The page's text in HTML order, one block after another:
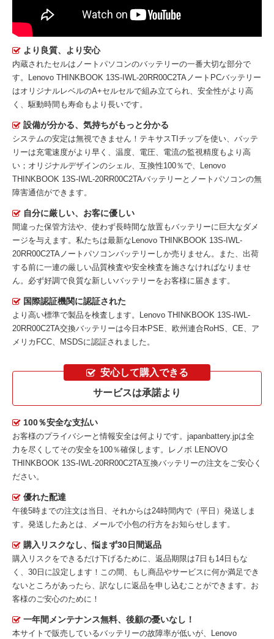
より良質、より安心
内蔵されたセルはノートパソコンのバッテリーの一番大切な部分で
す。
Lenovo THINKBOOK 13S-IWL-20RR00C2TAノートPCバッテリー
はオリジナルレベルのA+セルセルで組み立てられ、安全性がより高
く、駆動時間も寿命もより長いです。
設備が分かる、気持ちがもっと分かる
システムの安定は無視できません！テキサスTIチップを使い、バッテ
リーは充電速度がより早く、温度、電圧、電流の監視精度もより高
い；オリジナルデザインのシェル、互換性100％で、Lenovo
THINKBOOK 13S-IWL-20RR00C2TAバッテリーとノートパソコンの無
障害通信ができます。
自分に厳しい、お客に優しい
間違った保管方法や、使わず長時間な放置もバッテリーに巨大なダメ
ージを与えます。私たちは最新な Lenovo THINKBOOK 13S-IWL-
20RR00C2TAノートパソコンバッテリー しか売りません。また、出荷
する前に一連の厳しい品質検査や安全検査を施さなければなりませ
ん。必ず好調で良質な新しいバッテリーをお客様に届きます。
国際認証機関に認証された
より高い標準で製品を検査します。Lenovo THINKBOOK 13S-IWL-
20RR00C2TA交換バッテリーは今日本PSE、欧州連合RoHS、CE、ア
メリカFCC、MSDSに認証されました。
安心して購入できる
サービスは承諾より
100％安全な支払い
お客様のプライバシーと情報安全は何よりです。japanbattery.jpは全
力を尽くしてその安全を100％確保します。
レノボ LENOVO
THINKBOOK 13S-IWL-20RR00C2TA互換バッテリーの注文をご安心く
ださい。
優れた配達
午後5時までの注文は当日、それからは24時間内で（平日）発送しま
す。発送したあとは、メールで小包の行方をお知らせします。
購入リスクなし、悩まず30日間返品
購入リスクをできるだけ下げるために、返品期限は7日も14日もな
く、30日に設定します！この間、もし商品やサービスに何か満足でき
ないところがあったら、訳なしに返品を申し込むことができます。お
客様のご安心のために！
一年間メンテナンス無料、後顧の憂いなし！
本サイトで販売しているバッテリーの故障率が低いが、
Lenovo